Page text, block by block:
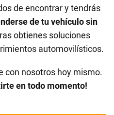
de encontrar y tendrás
de tu vehículo sin
obtienes soluciones
automovilísticos.
con nosotros hoy mismo.
en todo momento!